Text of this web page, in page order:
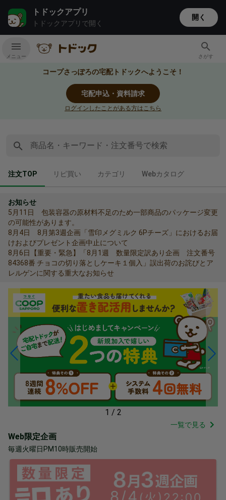
トドックアプリ
トドックアプリで開く
開く
メニュー さがす
コープさっぽろの宅配トドックへようこそ！
ログインしたことがある方はこちら
宅配申込・資料請求
商品名・キーワード・注文番号で検索
ちゅうもんとっぷ選択中
注文TOP りぴがい
リピ買い かてごり
カテゴリ うぇぶかたろぐ
Webカタログ
お知らせ
5月11日 包装容器の原材料不足のため一部商品のパッケージ変更
の可能性があります。
8月4日 8月第3週企画「雪印メグミルク 6Pチーズ」におけるお届
けおよびプレゼント企画中止について
8月6日【重要・緊急】「8月1週 数量限定訳あり企画 注文番号
84368番 チョコの切り落としケーキ１個入」誤出荷のお詫びとア
レルゲンに関する重大なお知らせ
1 / 2
一覧で見る
Web限定企画
毎週火曜日PM10時販売開始